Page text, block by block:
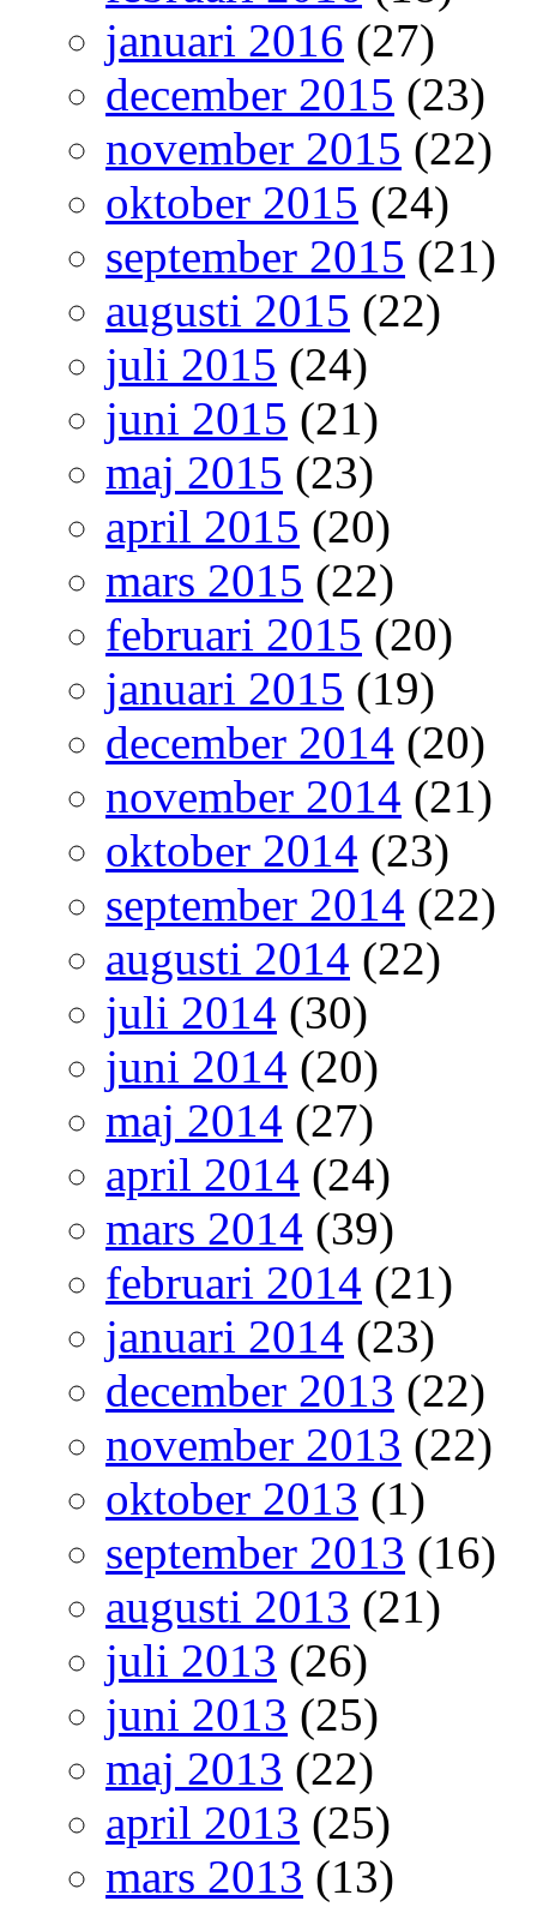
januari 2016 (27)
december 2015 (23)
november 2015 (22)
oktober 2015 (24)
september 2015 (21)
augusti 2015 (22)
juli 2015 (24)
juni 2015 (21)
maj 2015 (23)
april 2015 (20)
mars 2015 (22)
februari 2015 (20)
januari 2015 (19)
december 2014 (20)
november 2014 (21)
oktober 2014 (23)
september 2014 (22)
augusti 2014 (22)
juli 2014 (30)
juni 2014 (20)
maj 2014 (27)
april 2014 (24)
mars 2014 (39)
februari 2014 (21)
januari 2014 (23)
december 2013 (22)
november 2013 (22)
oktober 2013 (1)
september 2013 (16)
augusti 2013 (21)
juli 2013 (26)
juni 2013 (25)
maj 2013 (22)
april 2013 (25)
mars 2013 (13)